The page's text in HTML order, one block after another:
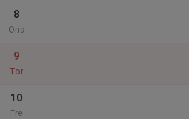
8
Ons
9
Tor
10
Fre